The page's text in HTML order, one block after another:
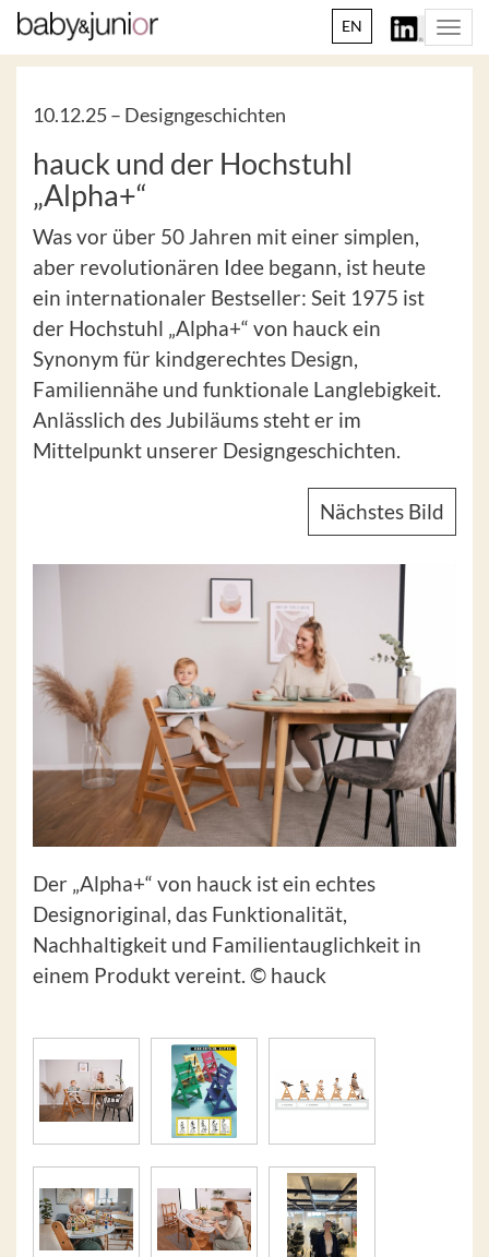
EN
10.12.25 – Designgeschichten
hauck und der Hochstuhl
„Alpha+“
Was vor über 50 Jahren mit einer simplen,
aber revolutionären Idee begann, ist heute
ein internationaler Bestseller: Seit 1975 ist
der Hochstuhl „Alpha+“ von hauck ein
Synonym für kindgerechtes Design,
Familiennähe und funktionale Langlebigkeit.
Anlässlich des Jubiläums steht er im
Mittelpunkt unserer Designgeschichten.
Nächstes Bild
Der „Alpha+“ von hauck ist ein echtes
Designoriginal, das Funktionalität,
Nachhaltigkeit und Familientauglichkeit in
einem Produkt vereint. © hauck